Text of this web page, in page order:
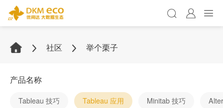
社区 举个栗子
产品名称
Tableau 技巧 Tableau 应用 Minitab 技巧